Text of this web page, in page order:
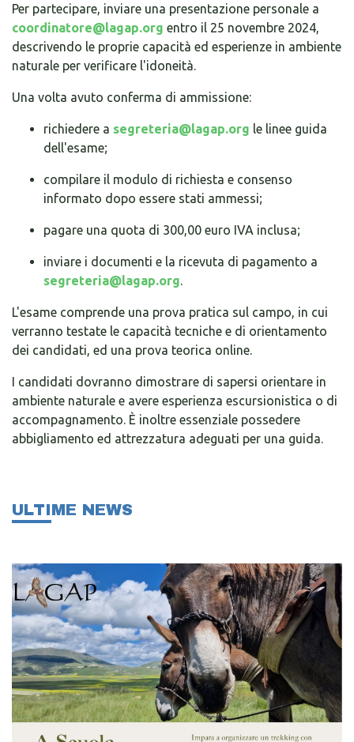
Per partecipare, inviare una presentazione personale a
coordinatore@lagap.org entro il 25 novembre 2024,
descrivendo le proprie capacità ed esperienze in ambiente
naturale per verificare l'idoneità.
Una volta avuto conferma di ammissione:
richiedere a segreteria@lagap.org le linee guida
dell'esame;
compilare il modulo di richiesta e consenso
informato dopo essere stati ammessi;
pagare una quota di 300,00 euro IVA inclusa;
inviare i documenti e la ricevuta di pagamento a
segreteria@lagap.org.
L'esame comprende una prova pratica sul campo, in cui
verranno testate le capacità tecniche e di orientamento
dei candidati, ed una prova teorica online.
I candidati dovranno dimostrare di sapersi orientare in
ambiente naturale e avere esperienza escursionistica o di
accompagnamento. È inoltre essenziale possedere
abbigliamento ed attrezzatura adeguati per una guida.
ULTIME NEWS